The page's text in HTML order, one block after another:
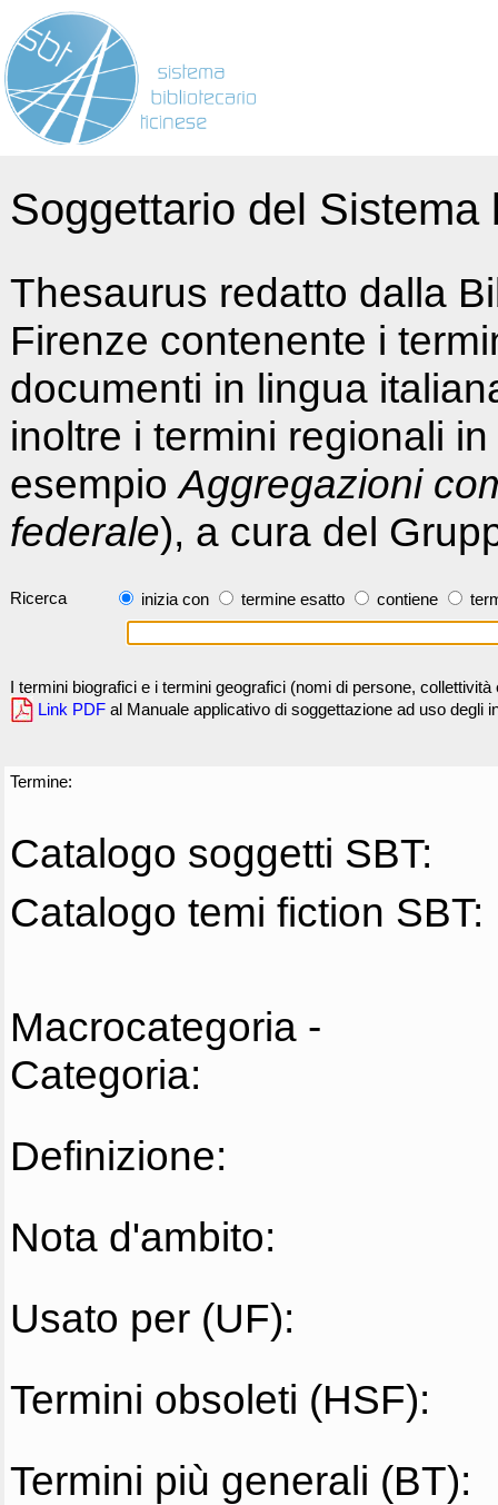
Soggettario del
Thesaurus redatto dalla
Firenze contenente i
documenti in lingua
inoltre i termini regionali
esempioAggregazioni
federale), a cura del
Ricerca inizia con termine esatto contiene
I termini biografici e i termini geografici (nomi di persone,
Link PDF al Manuale applicativo di soggettazione ad uso degli
Termine:
Catalogo soggetti SBT:
Catalogo temi fiction SBT:
Macrocategoria -
Categoria:
Definizione:
Nota d'ambito:
Usato per (UF):
Termini obsoleti (HSF):
Termini più generali (BT):